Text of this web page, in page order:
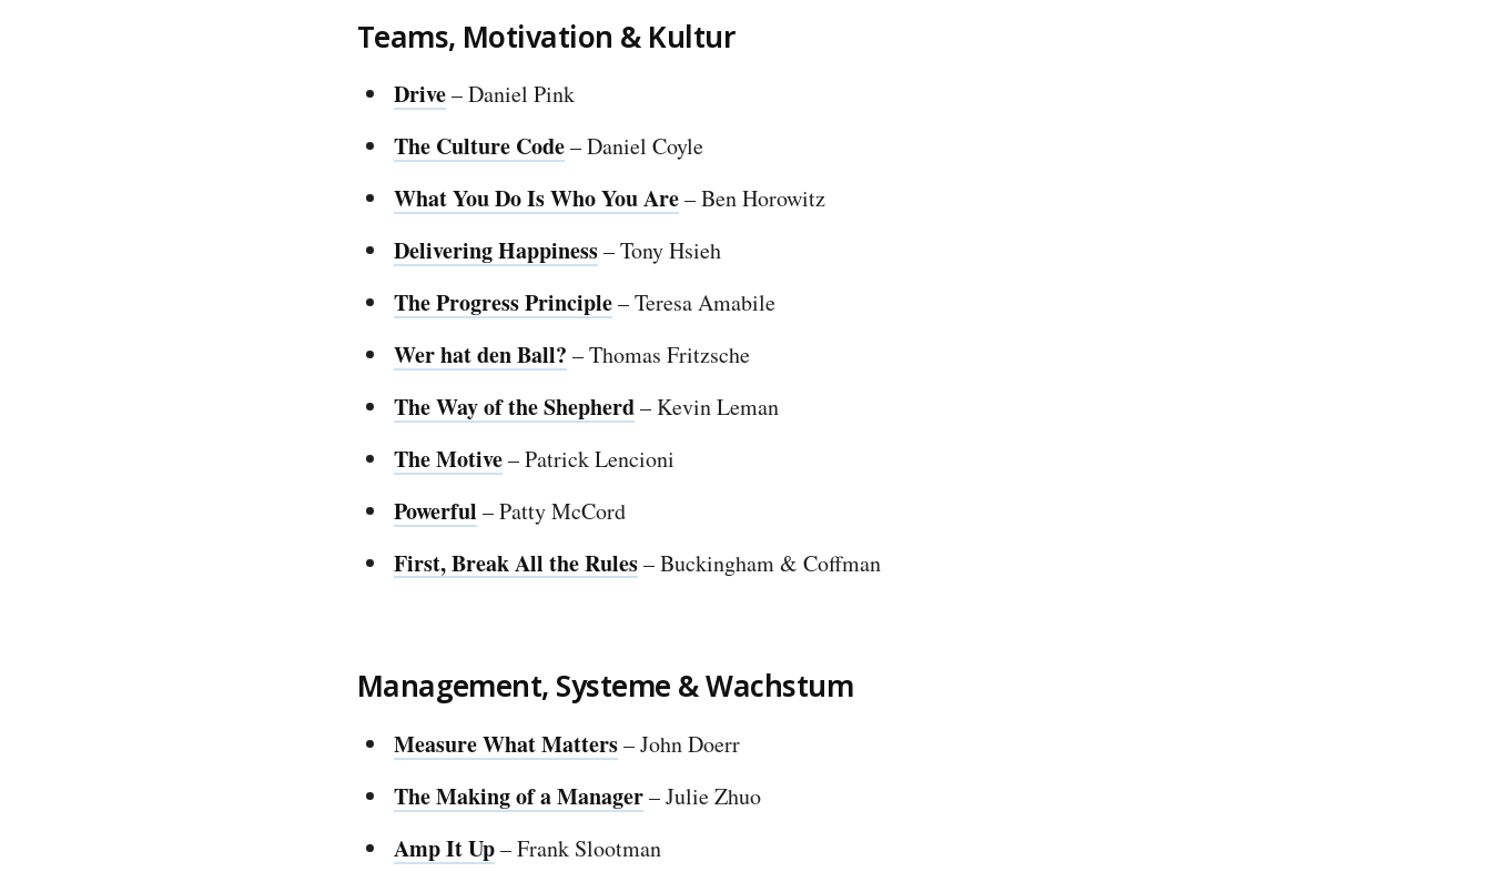
Teams, Motivation & Kultur
Drive– Daniel Pink
The Culture Code– Daniel Coyle
What You Do Is Who You Are– Ben Horowitz
Delivering Happiness– Tony Hsieh
The Progress Principle– Teresa Amabile
Wer hat den Ball? – Thomas Fritzsche
The Way of the Shepherd– Kevin Leman
The Motive– Patrick Lencioni
Powerful – Patty McCord
First, Break All the Rules– Buckingham & Coffman
Management, Systeme & Wachstum
Measure What Matters– John Doerr
The Making of a Manager– Julie Zhuo
Amp It Up– Frank Slootman